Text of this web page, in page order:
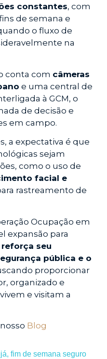
constantes, com
de semana e
o fluxo de
na
conta com câmeras
e uma central de
à GCM, o
de decisão e
em campo.
a expectativa é que
sejam
como o uso de
facial e
rastreamento de
Ocupação em
expansão para
reforça seu
pública e o
proporcionar
organizado e
e visitam a
Blog
, fim de semana seguro